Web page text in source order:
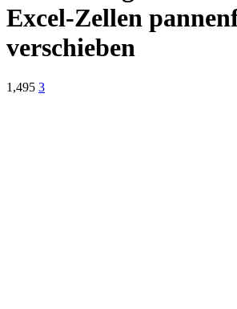
Excel-Zellen
verschieben
1,495 3